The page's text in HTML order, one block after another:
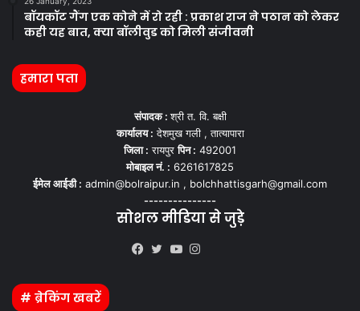
बॉयकॉट गैंग एक कोने में रो रही : प्रकाश राज ने पठान को लेकर
कही यह बात, क्या बॉलीवुड को मिली संजीवनी
हमारा पता
संपादक :श्री त. वि. बक्षी
कार्यालय : देशमुख गली , तात्यापारा
जिला : रायपुरपिन : 492001
मोबाइल नं. : 6261617825
ईमेल आईडी : admin@bolraipur.in , bolchhattisgarh@gmail.com
---------------
सोशल मीडिया से जुड़े
# ब्रेकिंग खबरें